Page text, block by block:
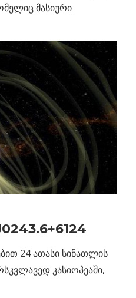
მასიური
24 ათასი სინათლის
კასიოპეაში,